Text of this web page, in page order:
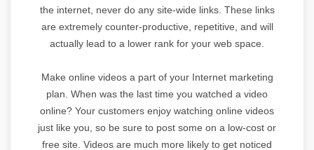
the internet, never do any site-wide links. These links
are extremely counter-productive, repetitive, and will
actually lead to a lower rank for your web space.
Make online videos a part of your Internet marketing
plan. When was the last time you watched a video
online? Your customers enjoy watching online videos
just like you, so be sure to post some on a low-cost or
free site. Videos are much more likely to get noticed